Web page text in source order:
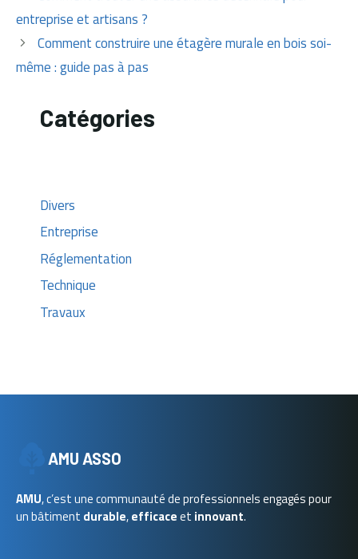
entreprise et artisans ?
​​Comment construire une étagère murale en bois soi-
même : guide pas à pas
Catégories
Divers
Entreprise
Réglementation
Technique
Travaux
AMU ASSO
AMU, c’est une communauté de professionnels engagés pour
un bâtiment durable,efficaceet innovant.